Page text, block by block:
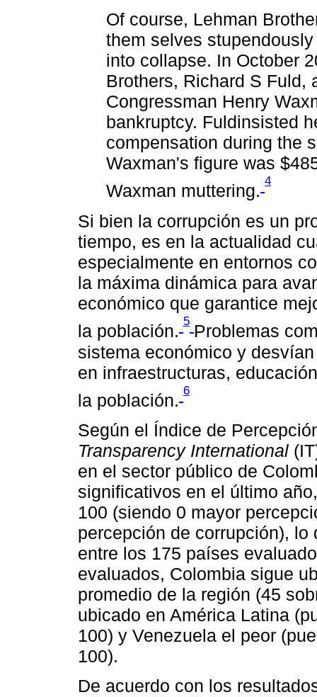
Of course, Lehman
them selves
into collapse. In October
Brothers, Richard S Fuld,
Congressman Henry
bankruptcy. Fuldinsisted
compensation during the
Waxman's figure was
Waxman muttering.
4
Si bien la corrupción es un
tiempo, es en la actualidad
especialmente en entornos
la máxima dinámica para
económico que garantice
la población.
5
Problemas
sistema económico y
en infraestructuras,
la población.
6
Según el Índice de
Transparency International
en el sector público de
significativos en el último
100 (siendo 0 mayor
percepción de corrupción),
entre los 175 países
evaluados, Colombia sigue
promedio de la región (45
ubicado en América Latina
100) y Venezuela el peor
100).
De acuerdo con los